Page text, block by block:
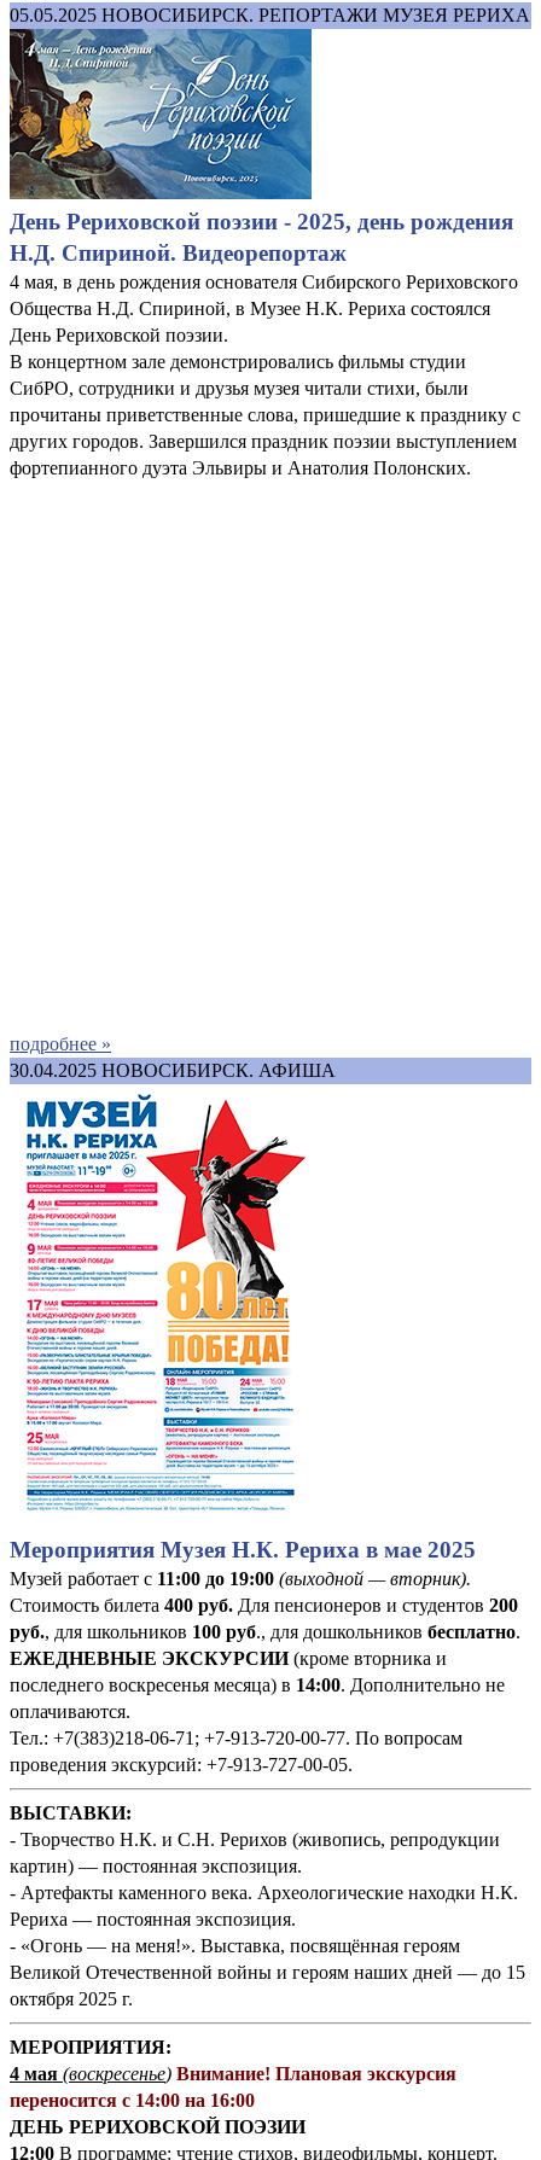
05.05.2025 НОВОСИБИРСК. РЕПОРТАЖИ МУЗЕЯ РЕРИХА
День Рериховской поэзии - 2025, день рождения
Н.Д. Спириной. Видеорепортаж
4 мая, в день рождения основателя Сибирского Рериховского
Общества Н.Д. Спириной, в Музее Н.К. Рериха состоялся
День Рериховской поэзии.
В концертном зале демонстрировались фильмы студии
СибРО, сотрудники и друзья музея читали стихи, были
прочитаны приветственные слова, пришедшие к празднику с
других городов. Завершился праздник поэзии выступлением
фортепианного дуэта Эльвиры и Анатолия Полонских.
подробнее »
30.04.2025 НОВОСИБИРСК. АФИША
Мероприятия Музея Н.К. Рериха в мае 2025
Музей работает с 11:00 до 19:00 (выходной — вторник).
Стоимость билета 400 руб. Для пенсионеров и студентов 200
руб., для школьников 100 руб., для дошкольников бесплатно.
ЕЖЕДНЕВНЫЕ ЭКСКУРСИИ(кроме вторника и
последнего воскресенья месяца) в 14:00. Дополнительно не
оплачиваются.
Тел.: +7(383)218-06-71; +7-913-720-00-77. По вопросам
проведения экскурсий: +7-913-727-00-05.
ВЫСТАВКИ:
- Творчество Н.К. и С.Н. Рерихов (живопись, репродукции
картин) — постоянная экспозиция.
- Артефакты каменного века. Археологические находки Н.К.
Рериха — постоянная экспозиция.
- «Огонь — на меня!». Выставка, посвящённая героям
Великой Отечественной войны и героям наших дней — до 15
октября 2025 г.
МЕРОПРИЯТИЯ:
4 мая (воскресенье) Внимание! Плановая экскурсия
переносится с 14:00 на 16:00
ДЕНЬ РЕРИХОВСКОЙ ПОЭЗИИ
12:00 В программе: чтение стихов, видеофильмы, концерт.